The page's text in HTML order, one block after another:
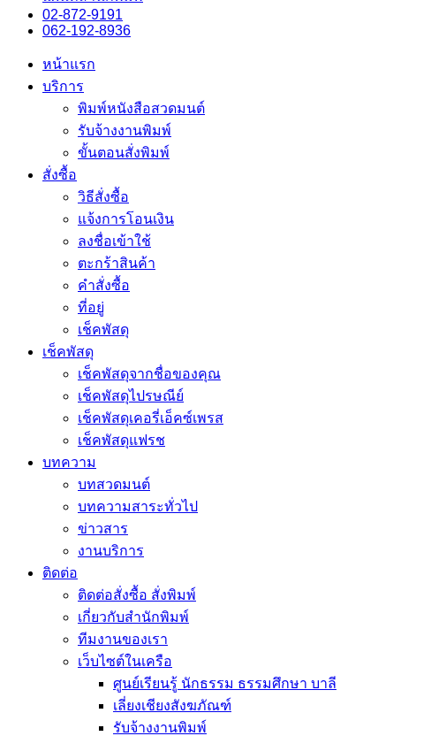
02-872-9191
062-192-8936
หน้าแรก
บริการ
พิมพ์หนังสือสวดมนต์
รับจ้างงานพิมพ์
ขั้นตอนสั่งพิมพ์
สั่งซื้อ
วิธีสั่งซื้อ
แจ้งการโอนเงิน
ลงชื่อเข้าใช้
ตะกร้าสินค้า
คำสั่งซื้อ
ที่อยู่
เช็คพัสดุ
เช็คพัสดุ
เช็คพัสดุจากชื่อของคุณ
เช็คพัสดุไปรษณีย์
เช็คพัสดุเคอรี่เอ็คซ์เพรส
เช็คพัสดุแฟรช
บทความ
บทสวดมนต์
บทความสาระทั่วไป
ข่าวสาร
งานบริการ
ติดต่อ
ติดต่อสั่งซื้อ สั่งพิมพ์
เกี่ยวกับสำนักพิมพ์
ทีมงานของเรา
เว็บไซต์ในเครือ
ศูนย์เรียนรู้ นักธรรม ธรรมศึกษา บาลี
เลี่ยงเชียงสังฆภัณฑ์
รับจ้างงานพิมพ์